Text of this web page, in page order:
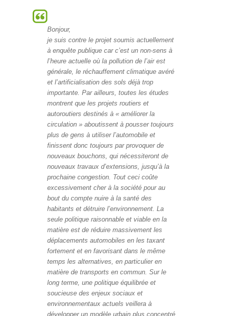
Bonjour,
je suis contre le projet soumis actuellement
à enquête publique car c’est un non-sens à
l’heure actuelle où la pollution de l’air est
générale, le réchauffement climatique avéré
et l’artificialisation des sols déjà trop
importante. Par ailleurs, toutes les études
montrent que les projets routiers et
autoroutiers destinés à « améliorer la
circulation » aboutissent à pousser toujours
plus de gens à utiliser l’automobile et
finissent donc toujours par provoquer de
nouveaux bouchons, qui nécessiteront de
nouveaux travaux d’extensions, jusqu’à la
prochaine congestion. Tout ceci coûte
excessivement cher à la société pour au
bout du compte nuire à la santé des
habitants et détruire l’environnement. La
seule politique raisonnable et viable en la
matière est de réduire massivement les
déplacements automobiles en les taxant
fortement et en favorisant dans le même
temps les alternatives, en particulier en
matière de transports en commun. Sur le
long terme, une politique équilibrée et
soucieuse des enjeux sociaux et
environnementaux actuels veillera à
développer un modèle urbain plus concentré